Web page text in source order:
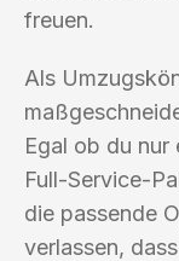
freuen.
Als
Egal ob du nur
Full-Service-
die passende
verlassen,